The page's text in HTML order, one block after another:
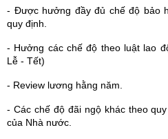
- Được hưởng đầy đủ chế độ bảo
quy định.
- Hưởng các chế độ theo luật lao
Lễ - Tết)
- Review lương hằng năm.
- Các chế độ đãi ngộ khác theo
của Nhà nước.